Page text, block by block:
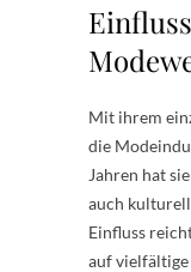
Mit ihrem
die
Jahren hat
auch
Einfluss
auf vielfältige